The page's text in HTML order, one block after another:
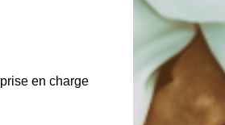
en charge